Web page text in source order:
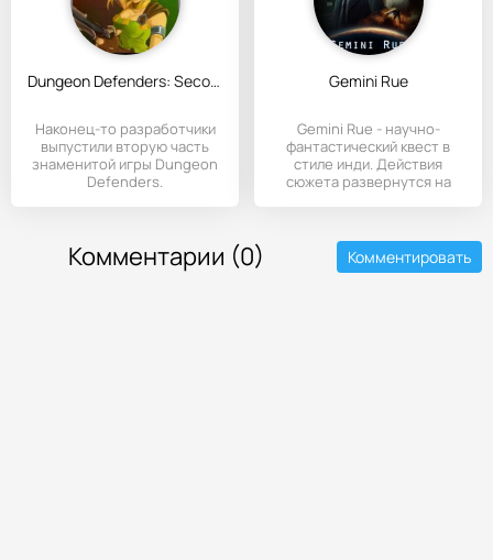
Dungeon Defenders: Second Wave
Наконец-то разработчики
выпустили вторую часть
знаменитой игры Dungeon
Defenders.
Gemini Rue
Gemini Rue - научно-
фантастический квест в
стиле инди. Действия
сюжета развернутся на
Комментарии (0) Комментировать